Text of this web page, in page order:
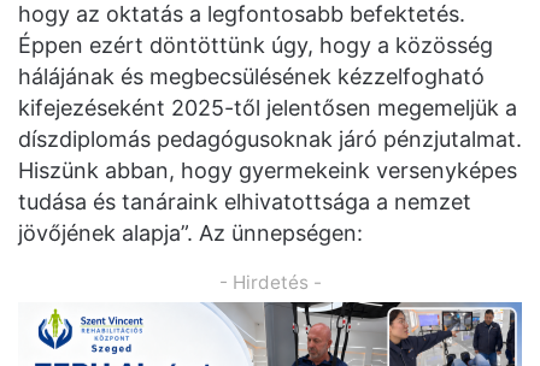
hogy az oktatás a legfontosabb befektetés.
Éppen ezért döntöttünk úgy, hogy a közösség
hálájának és megbecsülésének kézzelfogható
kifejezéseként 2025-től jelentősen megemeljük a
díszdiplomás pedagógusoknak járó pénzjutalmat.
Hiszünk abban, hogy gyermekeink versenyképes
tudása és tanáraink elhivatottsága a nemzet
jövőjének alapja”. Az ünnepségen:
- Hirdetés -